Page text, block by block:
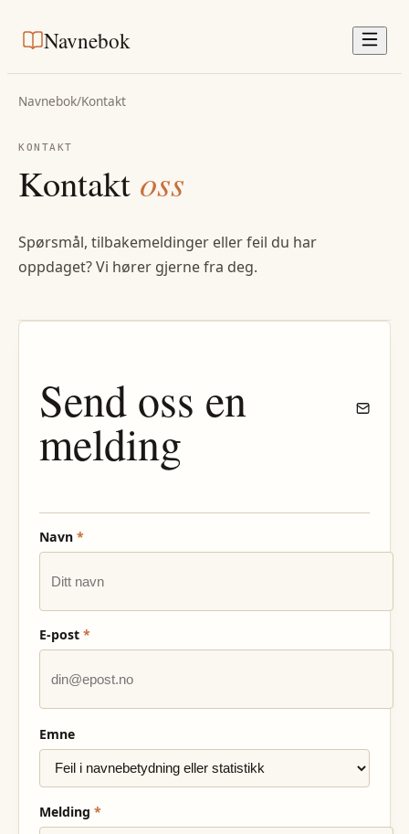
Navnebok
Navnebok/Kontakt
KONTAKT
Kontakt oss
Spørsmål, tilbakemeldinger eller feil du har
oppdaget? Vi hører gjerne fra deg.
Send oss en
melding
Navn *
E-post *
Emne
Melding *